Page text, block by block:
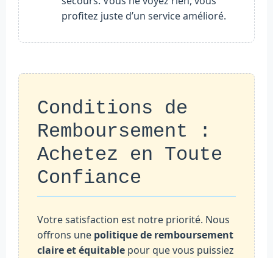
profitez juste d’un service amélioré.
Conditions de
Remboursement :
Achetez en Toute
Confiance
Votre satisfaction est notre priorité. Nous
offrons une politique de remboursement
claire et équitable pour que vous puissiez